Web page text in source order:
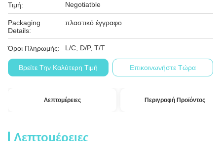
Τιμή: Negotiatble
Packaging
Details:
πλαστικό έγγραφο
Όροι Πληρωμής: L/C, D/P, T/T
Βρείτε Την Καλύτερη Τιμή Επικοινωνήστε Τώρα
Λεπτομέρειες Περιγραφή Προϊόντος
Λεπτομέρειες